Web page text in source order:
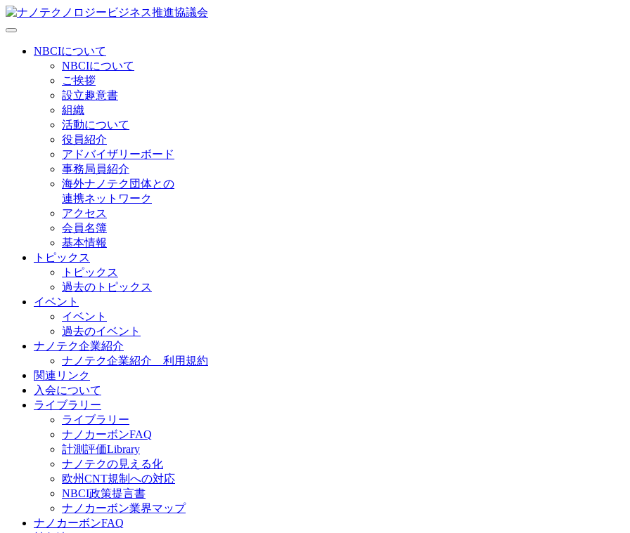
NBCIについて
NBCIについて
ご挨拶
設立趣意書
組織
活動について
役員紹介
アドバイザリーボード
事務局員紹介
海外ナノテク団体との
連携ネットワーク
アクセス
会員名簿
基本情報
トピックス
トピックス
過去のトピックス
イベント
イベント
過去のイベント
ナノテク企業紹介
ナノテク企業紹介 利用規約
関連リンク
入会について
ライブラリー
ライブラリー
ナノカーボンFAQ
計測評価Library
ナノテクの見える化
欧州CNT規制への対応
NBCI政策提言書
ナノカーボン業界マップ
ナノカーボンFAQ